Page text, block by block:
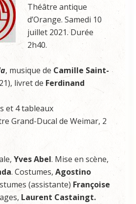
Théâtre antique
d’Orange. Samedi 10
juillet 2021. Durée
2h40.
, musique de Camille Saint-
livret de Ferdinand
et 4 tableaux
Grand-Ducal de Weimar, 2
Yves Abel. Mise en scène,
. Costumes,Agostino
(assistante) Françoise
Laurent Castaingt.